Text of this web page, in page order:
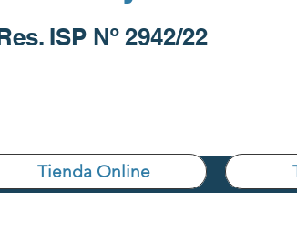
ISP Nº 2942/22
Tienda Online